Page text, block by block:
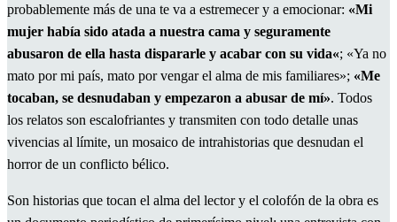
probablemente más de una te va a estremecer y a emocionar: «Mi
mujer había sido atada a nuestra cama y seguramente
abusaron de ella hasta dispararle y acabar con su vida«; «Ya no
mato por mi país, mato por vengar el alma de mis familiares»; «Me
tocaban, se desnudaban y empezaron a abusar de mí». Todos
los relatos son escalofriantes y transmiten con todo detalle unas
vivencias al límite, un mosaico de intrahistorias que desnudan el
horror de un conflicto bélico.
Son historias que tocan el alma del lector y el colofón de la obra es